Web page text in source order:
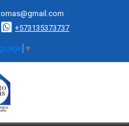
+573135373737
▼